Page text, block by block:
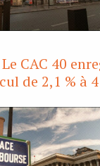
CAC 40
de 2,1 % à